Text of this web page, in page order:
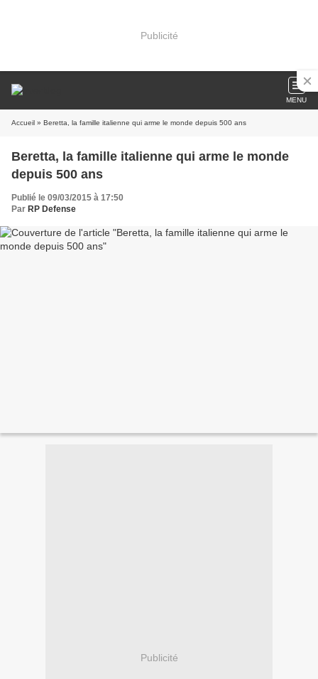
Publicité
MENU
Accueil » Beretta, la famille italienne qui arme le monde depuis 500 ans
Beretta, la famille italienne qui arme le monde
depuis 500 ans
Publié le 09/03/2015 à 17:50
Par RP Defense
Publicité